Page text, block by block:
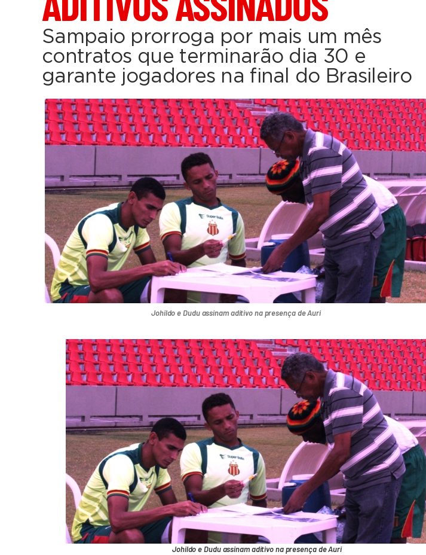
Sampaio prorroga por mais um mês
contratos que terminarão dia 30 e
garante jogadores na final do Brasileiro
Johildo e Dudu assinam aditivo na presença de Auri
Johildo e Dudu assinam aditivo na presença de Auri